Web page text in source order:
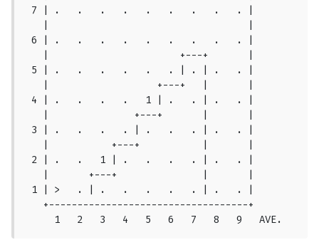
7 | .   .   .   .   .   .   .   .   . |
6 | .   .   .   .   .   .   .   .   . |
   |                       +---+       |
5 | .   .   .   .   .   . | . | .   . |
   |                   +---+   |       |
4 | .   .   .   .   1 | .   . | .   . |
   |               +---+       |       |
3 | .   .   .   . | .   .   . | .   . |
   |           +---+           |       |
2 | .   .   1 | .   .   .   . | .   . |
   |       +---+               |       |
1 | >   . | .   .   .   .   . | .   . |
   +-----------------------------------+
     1   2   3   4   5   6   7   8   9   AVE.